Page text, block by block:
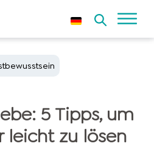
5 Tipps, um
leicht zu lösen